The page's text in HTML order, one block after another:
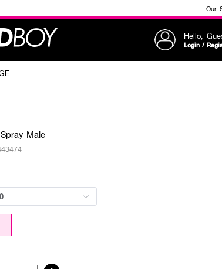
Our
Hello,
Login /
Male